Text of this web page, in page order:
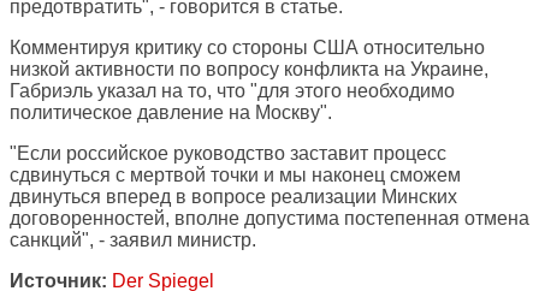
предотвратить", - говорится в статье.
Комментируя критику со стороны США относительно
низкой активности по вопросу конфликта на Украине,
Габриэль указал на то, что "для этого необходимо
политическое давление на Москву".
"Если российское руководство заставит процесс
сдвинуться с мертвой точки и мы наконец сможем
двинуться вперед в вопросе реализации Минских
договоренностей, вполне допустима постепенная отмена
санкций", - заявил министр.
Источник: Der Spiegel